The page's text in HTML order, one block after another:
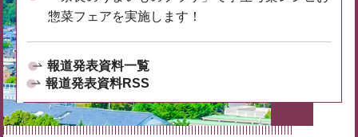
惣菜フェアを実施します！
報道発表資料一覧
報道発表資料RSS